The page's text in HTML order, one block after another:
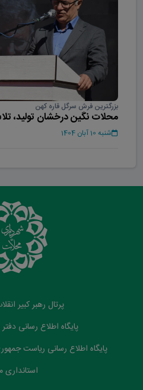
بزرگترین فرش سرگل قاره کهن
محلات نگین درخشان تولید،
است
شنبه 10 آبان 1404
پرتال رهبر کبیر
پایگاه اطلاع رسانی
پایگاه اطلاع رسانی ریاست
استانداری